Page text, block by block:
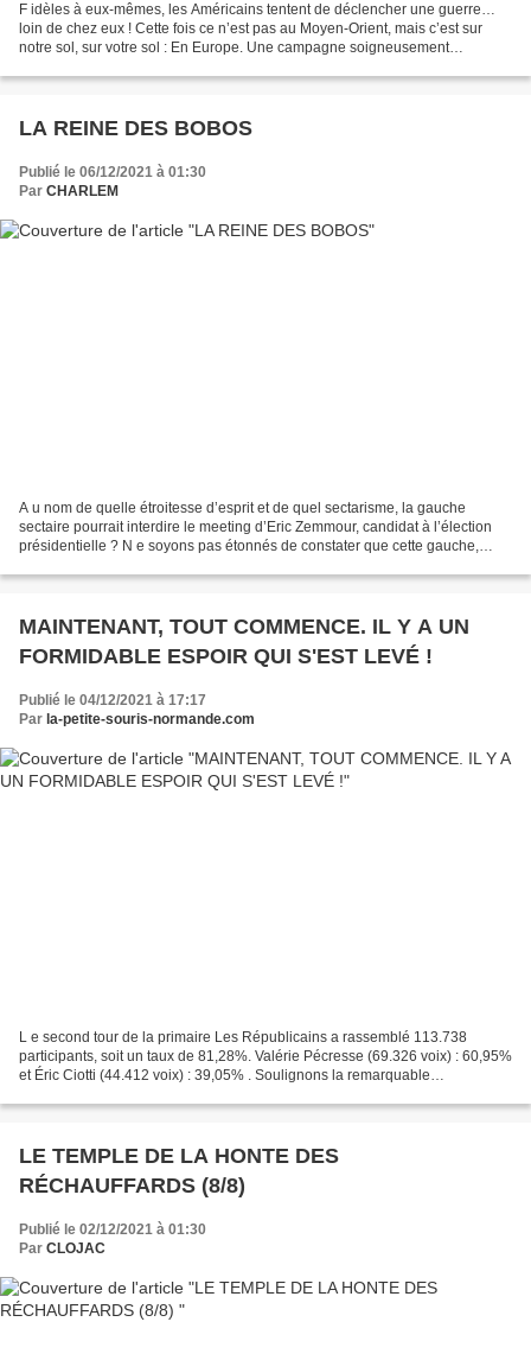
F idèles à eux-mêmes, les Américains tentent de déclencher une guerre…
loin de chez eux ! Cette fois ce n’est pas au Moyen-Orient, mais c’est sur
notre sol, sur votre sol : En Europe. Une campagne soigneusement
LA REINE DES BOBOS
Publié le 06/12/2021 à 01:30
Par CHARLEM
A u nom de quelle étroitesse d’esprit et de quel sectarisme, la gauche
sectaire pourrait interdire le meeting d’Eric Zemmour, candidat à l’élection
présidentielle ? N e soyons pas étonnés de constater que cette gauche,
MAINTENANT, TOUT COMMENCE. IL Y A UN
FORMIDABLE ESPOIR QUI S'EST LEVÉ !
Publié le 04/12/2021 à 17:17
Par la-petite-souris-normande.com
L e second tour de la primaire Les Républicains a rassemblé 113.738
participants, soit un taux de 81,28%. Valérie Pécresse (69.326 voix) : 60,95%
et Éric Ciotti (44.412 voix) : 39,05% . Soulignons la remarquable
LE TEMPLE DE LA HONTE DES
RÉCHAUFFARDS (8/8)
Publié le 02/12/2021 à 01:30
Par CLOJAC